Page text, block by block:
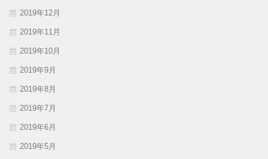
2019年12月
2019年11月
2019年10月
2019年9月
2019年8月
2019年7月
2019年6月
2019年5月